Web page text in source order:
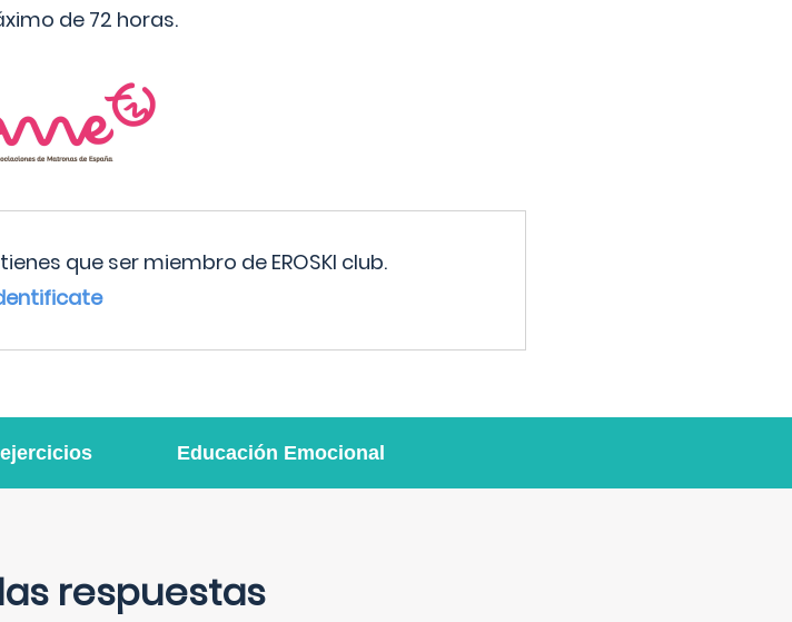
de 72 horas.
que ser miembro de EROSKI club.
Educación Emocional
respuestas